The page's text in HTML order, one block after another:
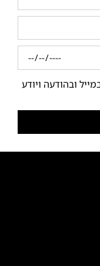
ובהודעה ויודע